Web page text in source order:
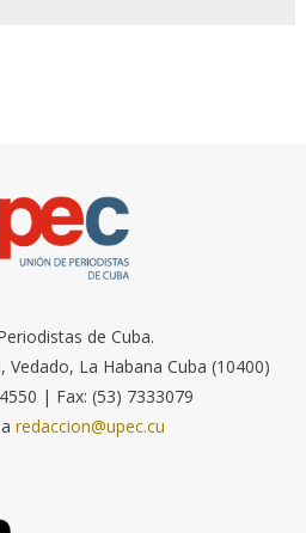
de Cuba.
Vedado, La Habana Cuba (10400)
| Fax: (53) 7333079
redaccion@upec.cu